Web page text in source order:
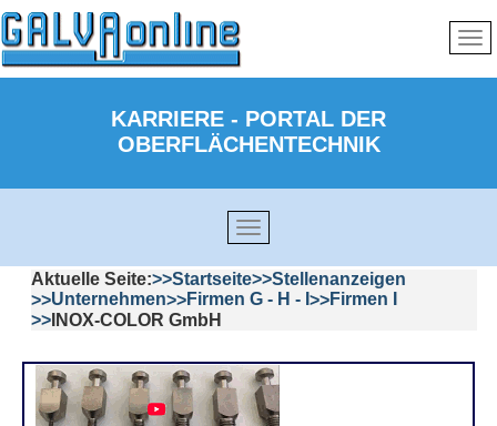
KARRIERE - PORTAL DER
OBERFLÄCHENTECHNIK
Aktuelle Seite: Startseite
Stellenanzeigen
Unternehmen
Firmen G - H - I
Firmen I
INOX-COLOR GmbH